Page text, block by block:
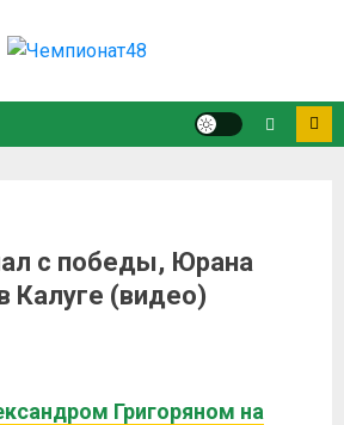
с победы, Юрана
Калуге (видео)
Григоряном на